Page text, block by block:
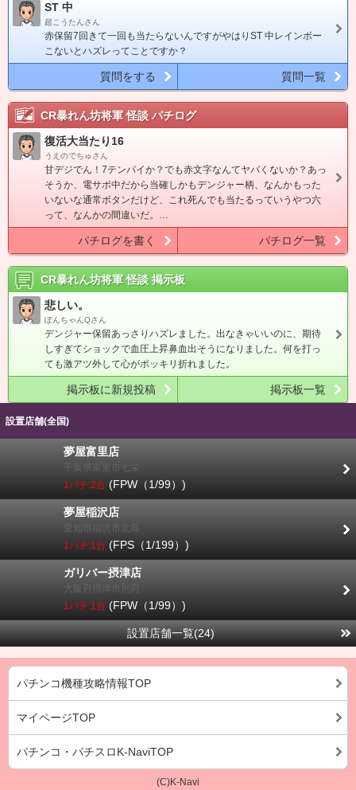
ST 中
超こうたんさん
赤保留7回きて一回も当たらないんですがやはりST 中レインボー
こないとハズレってことですか？
質問をする 質問一覧
CR暴れん坊将軍 怪談パチログ
復活大当たり16
うえのでちゅさん
甘デジでん！7テンパイか？でも赤文字なんてヤバくないか？あっ
そうか、電サポ中だから当確しかもデンジャー柄、なんかもった
いないな通常ボタンだけど、これ死んでも当たるっていうやつ六
って、なんかの間違いだ。…
パチログを書く パチログ一覧
CR暴れん坊将軍 怪談掲示板
悲しい。
ぽんちゃんQさん
デンジャー保留あっさりハズレました。出なきゃいいのに、期待
しすぎてショックで血圧上昇鼻血出そうになりました。何を打っ
ても激アツ外して心がポッキリ折れました。
掲示板に新規投稿 掲示板一覧
設置店舗(全国)
夢屋富里店
千葉県富里市七栄
1パチ:2台 (FPW（1/99）)
夢屋稲沢店
愛知県稲沢市北島
1パチ:1台 (FPS（1/199）)
ガリバー摂津店
大阪府摂津市別府
1パチ:1台 (FPW（1/99）)
設置店舗一覧(24)
パチンコ機種攻略情報TOP
マイページTOP
パチンコ・パチスロK-NaviTOP
(C)K-Navi